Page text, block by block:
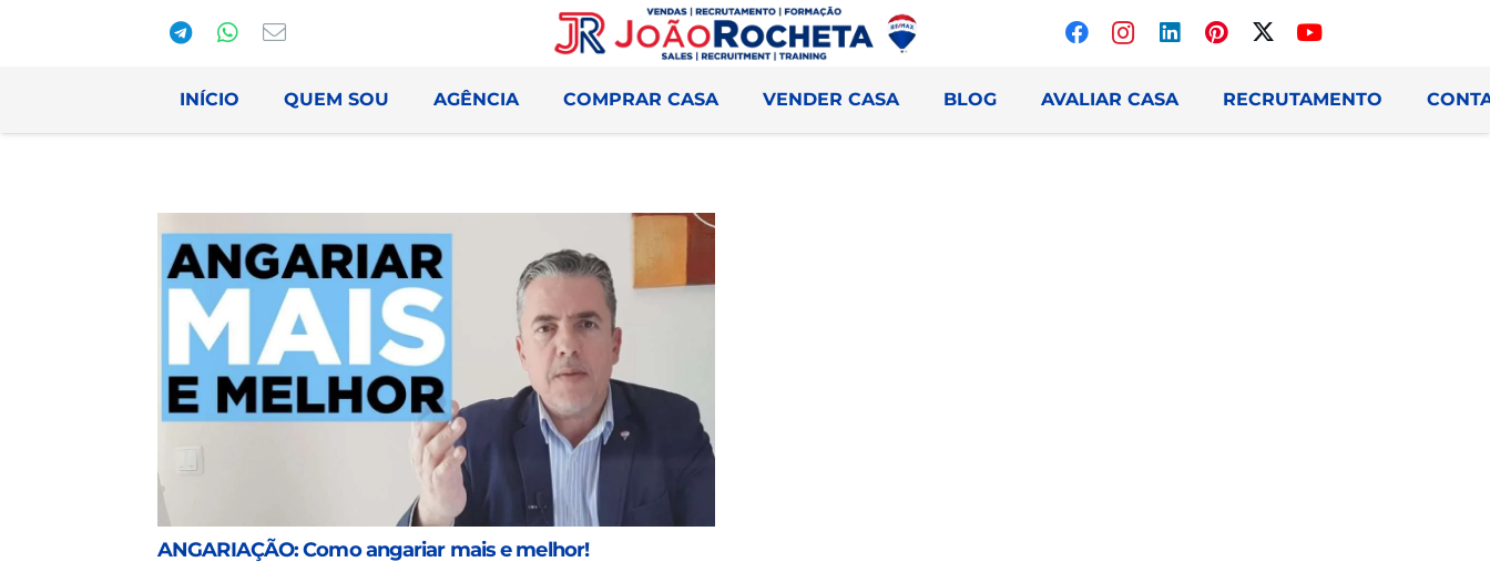
INÍCIO QUEM SOU AGÊNCIA COMPRAR CASA VENDER CASA BLOG AVALIAR CASA RECRUTAMENTO
ANGARIAÇÃO: Como angariar mais e melhor!